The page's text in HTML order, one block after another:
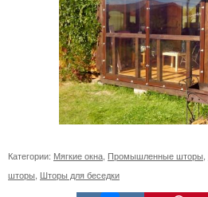
Категории: Мягкие окна Промышленные шторы
шторы Шторы для беседки